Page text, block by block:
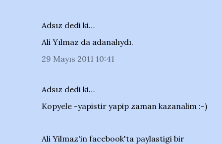
Adsız dedi ki…
Ali Yılmaz da adanalıydı.
29 Mayıs 2011 10:41
Adsız dedi ki…
Kopyele -yapistir yapip zaman kazanalim :-)
Ali Yilmaz'in facebook'ta paylastigi bir